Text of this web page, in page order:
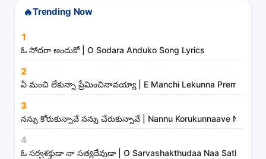
h
o
n
g
s
,
a
r
t
🔥Trending Now
1
ఓ సోదరా అందుకో | O Sodara Anduko Song Lyrics
2
ఏ మంచి లేకున్నా ప్రేమించినావయ్యా | E Manchi Lekunna
3
నన్ను కోరుకున్నావే నన్ను చేరుకున్నావే | Nannu Korukunnaave Nannu
4
ఓ సర్వశక్తుడా నా సత్యదేవుడా | O Sarvashakthudaa Naa